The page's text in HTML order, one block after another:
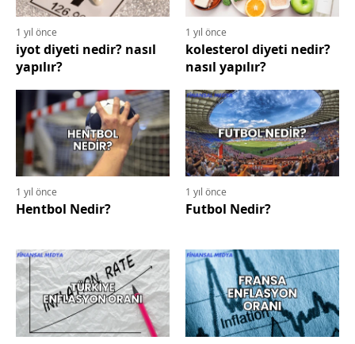
1 yıl önce
iyot diyeti nedir? nasıl
yapılır?
1 yıl önce
kolesterol diyeti nedir?
nasıl yapılır?
1 yıl önce
Hentbol Nedir?
1 yıl önce
Futbol Nedir?